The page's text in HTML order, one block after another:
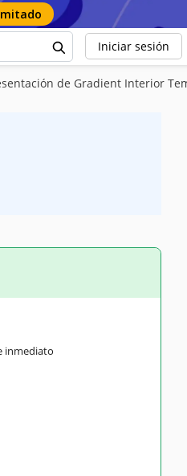
Iniciar sesión
de Gradient Interior
inmediato